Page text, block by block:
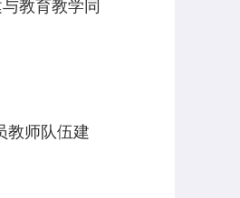
教育教学同
教师队伍建